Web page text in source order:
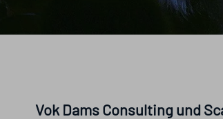
Vok Dams Consulting und